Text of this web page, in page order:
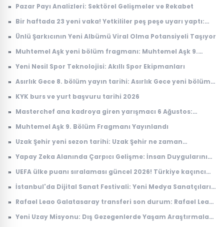
» Pazar Payı Analizleri: Sektörel Gelişmeler ve Rekabet
» Bir haftada 23 yeni vaka! Yetkililer peş peşe uyarı yaptı:
» Ünlü Şarkıcının Yeni Albümü Viral Olma Potansiyeli Taşıyor
» Muhtemel Aşk yeni bölüm fragmanı: Muhtemel Aşk 9.
» Yeni Nesil Spor Teknolojisi: Akıllı Spor Ekipmanları
» Asırlık Gece 8. bölüm yayın tarihi: Asırlık Gece yeni bölüm
» KYK burs ve yurt başvuru tarihi 2026
» Masterchef ana kadroya giren yarışmacı 6 Ağustos:
» Muhtemel Aşk 9. Bölüm Fragmanı Yayınlandı
» Uzak Şehir yeni sezon tarihi: Uzak Şehir ne zaman
» Yapay Zeka Alanında Çarpıcı Gelişme: İnsan Duygularını
» UEFA ülke puanı sıralaması güncel 2026! Türkiye kaçıncı
» İstanbul'da Dijital Sanat Festivali: Yeni Medya Sanatçıları
» Rafael Leao Galatasaray transferi son durum: Rafael Leao
» Yeni Uzay Misyonu: Dış Gezegenlerde Yaşam Araştırmaları